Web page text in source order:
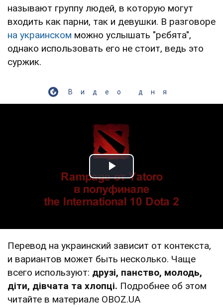
называют группу людей, в которую могут
входить как парни, так и девушки. В разговоре
на украинском можно услышать "рєбята",
однако использовать его не стоит, ведь это
суржик.
Видео дня
Play Video
Перевод на украинский зависит от контекста,
и вариантов может быть несколько. Чаще
всего используют: друзі, панство, молодь,
діти, дівчата та хлопці. Подробнее об этом
читайте в материале OBOZ.UA